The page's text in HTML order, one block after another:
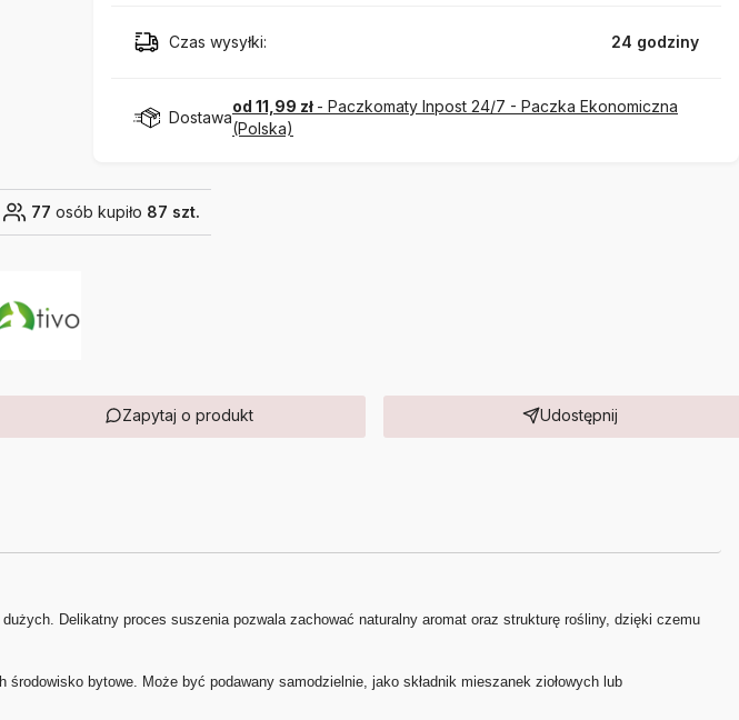
Czas wysyłki: 24 godziny
Dostawa
od 11,99 zł - Paczkomaty Inpost 24/7 - Paczka Ekonomiczna
(Polska)
77 osób kupiło 87 szt.
Zapytaj o produkt Udostępnij
Delikatny proces suszenia pozwala zachować naturalny aromat oraz strukturę rośliny, dzięki czemu
bytowe. Może być podawany samodzielnie, jako składnik mieszanek ziołowych lub